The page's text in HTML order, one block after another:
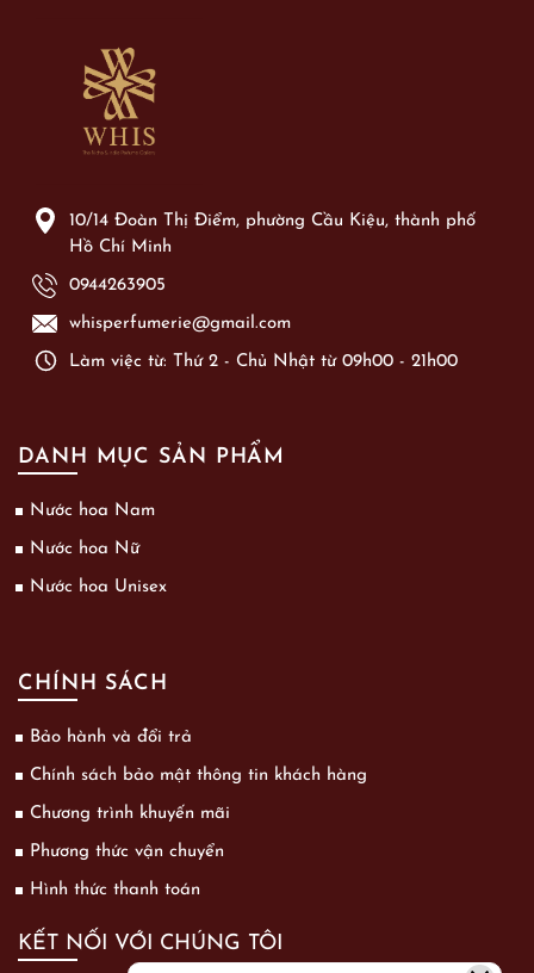
10/14 Đoàn Thị Điểm, phường Cầu Kiệu, thành phố
Hồ Chí Minh
0944263905
whisperfumerie@gmail.com
Làm việc từ: Thứ 2 - Chủ Nhật từ 09h00 - 21h00
DANH MỤC SẢN PHẨM
Nước hoa Nam
Nước hoa Nữ
Nước hoa Unisex
CHÍNH SÁCH
Bảo hành và đổi trả
Chính sách bảo mật thông tin khách hàng
Chương trình khuyến mãi
Phương thức vận chuyển
Hình thức thanh toán
KẾT NỐI VỚI CHÚNG TÔI